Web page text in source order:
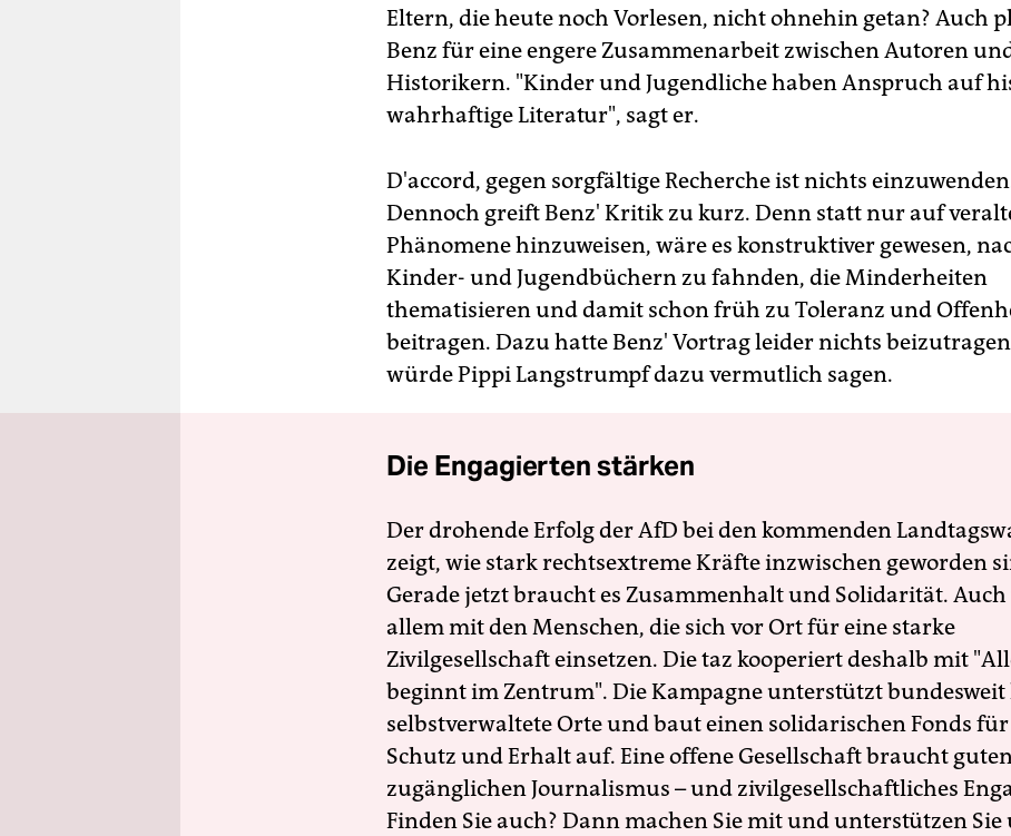
Eltern, die heute noch Vorlesen, nicht ohnehin getan? Auch
Benz für eine engere Zusammenarbeit zwischen Autoren
Historikern. "Kinder und Jugendliche haben Anspruch auf
wahrhaftige Literatur", sagt er.
D'accord, gegen sorgfältige Recherche ist nichts
Dennoch greift Benz' Kritik zu kurz. Denn statt nur auf
Phänomene hinzuweisen, wäre es konstruktiver gewesen,
Kinder- und Jugendbüchern zu fahnden, die Minderheiten
thematisieren und damit schon früh zu Toleranz und
beitragen. Dazu hatte Benz' Vortrag leider nichts
würde Pippi Langstrumpf dazu vermutlich sagen.
Die Engagierten stärken
Der drohende Erfolg der AfD bei den kommenden
zeigt, wie stark rechtsextreme Kräfte inzwischen geworden
Gerade jetzt braucht es Zusammenhalt und Solidarität.
allem mit den Menschen, die sich vor Ort für eine starke
Zivilgesellschaft einsetzen. Die taz kooperiert deshalb mit
beginnt im Zentrum". Die Kampagne unterstützt bundesweit
selbstverwaltete Orte und baut einen solidarischen Fonds
Schutz und Erhalt auf. Eine offene Gesellschaft braucht
zugänglichen Journalismus – und zivilgesellschaftliches
Finden Sie auch? Dann machen Sie mit und unterstützen Sie